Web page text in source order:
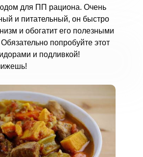
для ПП рациона. Очень
и питательный, он быстро
и обогатит его полезными
попробуйте этот
и подливкой!